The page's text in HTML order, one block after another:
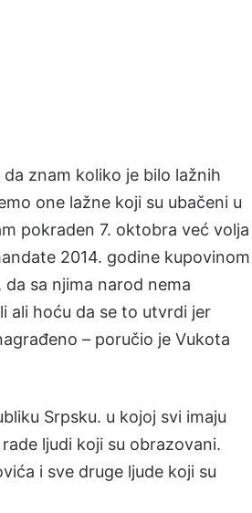
znam koliko je bilo lažnih
one lažne koji su ubačeni u
pokraden 7. oktobra već volja
2014. godine kupovinom
sa njima narod nema
ali hoću da se to utvrdi jer
– poručio je Vukota
Srpsku. u kojoj svi imaju
ljudi koji su obrazovani.
i sve druge ljude koji su